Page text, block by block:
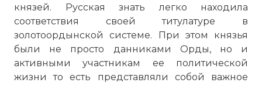
князей. Русская знать легко находила
соответствия своей титулатуре в
золотоордынской системе. При этом князья
были не просто данниками Орды, но и
активными участникам ее политической
жизни то есть представляли собой важное